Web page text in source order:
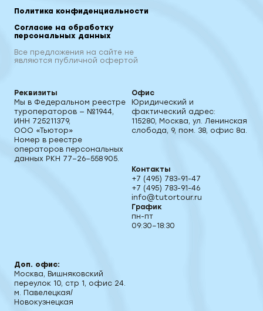
Политика конфиденциальности
Согласие на обработку
персональных данных
Все предложения на сайте не
являются публичной офертой
Реквизиты
Мы в Федеральном реестре
туроператоров — №1944,
ИНН 725211379,
ООО «Тьютор»
Номер в реестре
операторов персональных
данных РКН 77−26−558 905.
Офис
Юридический и
фактический адрес:
115280, Москва, ул. Ленинская
слобода, 9, пом. 38, офис 8а.
Контакты
+7 (495) 783-91-47
+7 (495) 783-91-46
info@tutortour.ru
График
пн-пт
09:30–18:30
Доп. офис:
Москва, Вишняковский
переулок 10, стр 1, офис 24.
м. Павелецкая/
Новокузнецкая